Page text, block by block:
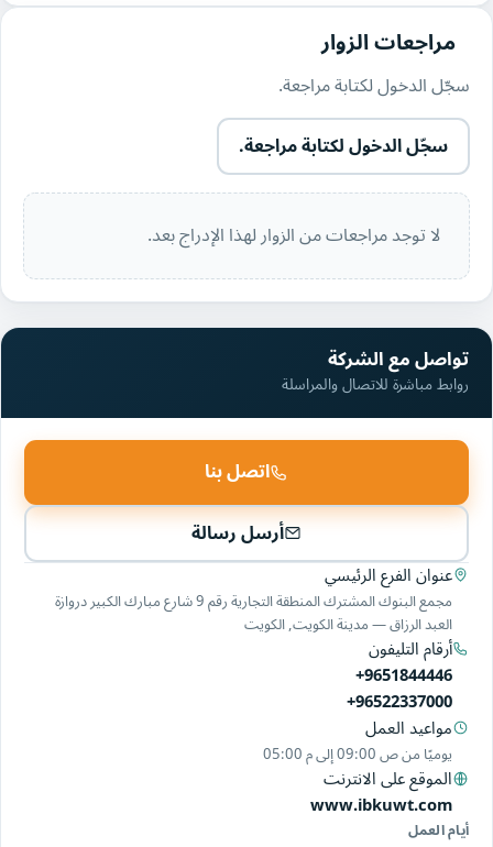
مراجعات الزوار
سجّل الدخول لكتابة مراجعة.
سجّل الدخول لكتابة مراجعة.
لا توجد مراجعات من الزوار لهذا الإدراج بعد.
تواصل مع الشركة
روابط مباشرة للاتصال والمراسلة
اتصل بنا
أرسل رسالة
عنوان الفرع الرئيسي
مجمع البنوك المشترك المنطقة التجارية رقم 9 شارع مبارك الكبير دروازة
العبد الرزاق — مدينة الكويت, الكويت
أرقام التليفون
+9651844446
+96522337000
مواعيد العمل
يوميًا من09:00 ص إلى05:00 م
الموقع على الانترنت
www.ibkuwt.com
أيام العمل